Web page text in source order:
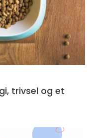
trivsel og et